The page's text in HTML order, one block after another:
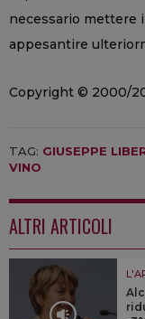
necessario mettere
appesantire
Copyright © 2000/
TAG: GIUSEPPE
VINO
ALTRI ARTICOLI